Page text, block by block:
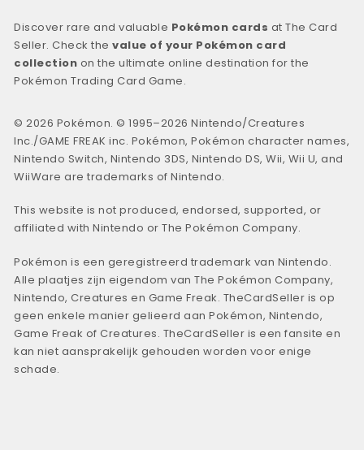
Discover rare and valuable Pokémon cards at The Card
Seller. Check thevalue of your Pokémon card
collection on the ultimate online destination for the
Pokémon Trading Card Game.
© 2026 Pokémon. © 1995–2026 Nintendo/Creatures
Inc./GAME FREAK inc. Pokémon, Pokémon character names,
Nintendo Switch, Nintendo 3DS, Nintendo DS, Wii, Wii U, and
WiiWare are trademarks of Nintendo.
This website is not produced, endorsed, supported, or
affiliated with Nintendo or The Pokémon Company.
Pokémon is een geregistreerd trademark van Nintendo.
Alle plaatjes zijn eigendom van The Pokémon Company,
Nintendo, Creatures en Game Freak. TheCardSeller is op
geen enkele manier gelieerd aan Pokémon, Nintendo,
Game Freak of Creatures. TheCardSeller is een fansite en
kan niet aansprakelijk gehouden worden voor enige
schade.